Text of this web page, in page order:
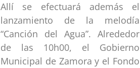
Allí se efectuará además el
lanzamiento de la melodía
“Canción del Agua”. Alrededor
de las 10h00, el Gobierno
Municipal de Zamora y el Fondo